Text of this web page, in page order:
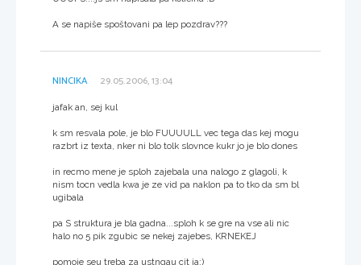
A se napiše spoštovani pa lep pozdrav???
NINCIKA 29.05.2006, 13:04
jafak an, sej kul
k sm resvala pole, je blo FUUUULL vec tega das kej mogu
razbrt iz texta, nker ni blo tolk slovnce kukr jo je blo dones
in recmo mene je sploh zajebala una nalogo z glagoli, k
nism tocn vedla kwa je ze vid pa naklon pa to tko da sm bl
ugibala
pa S struktura je bla gadna...sploh k se gre na vse ali nic
halo no 5 pik zgubic se nekej zajebes, KRNEKEJ
pomoje seu treba za ustngau cit ja;)